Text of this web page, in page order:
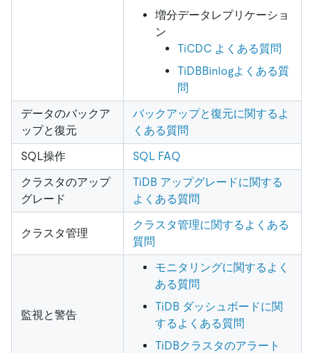
増分データレプリケーショ
ン
TiCDC よくある質問
TiDBBinlogよくある質
問
データのバックア
ップと復元
バックアップと復元に関するよ
くある質問
SQL操作
SQL FAQ
クラスタのアップ
グレード
TiDB アップグレードに関する
よくある質問
クラスタ管理
クラスタ管理に関するよくある
質問
監視と警告
モニタリングに関するよく
ある質問
TiDB ダッシュボードに関
するよくある質問
TiDBクラスタのアラート